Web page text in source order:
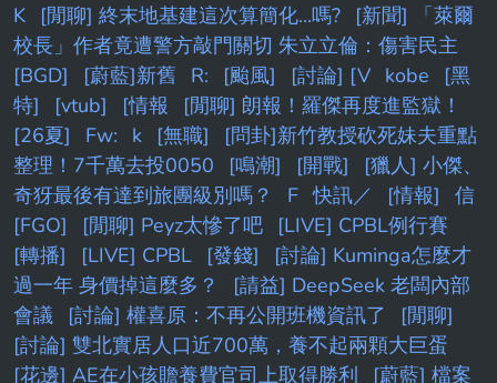
K
[閒聊] 終末地基建這次算簡化...嗎?
[新聞] 「萊爾
校長」作者竟遭警方敲門關切 朱立立倫：傷害民主
[BGD]
[蔚藍]新舊 R: [颱風] [討論] [V kobe
[黑
特]
[vtub] [情報
[閒聊] 朗報！羅傑再度進監獄！
[26夏]
Fw: k [無職]
[問卦]新竹教授砍死妹夫重點
整理！7千萬去投0050
[鳴潮] [開戰]
[獵人] 小傑、
奇犽最後有達到旅團級別嗎？
F 快訊／ [情報]
信
[FGO]
[閒聊] Peyz太慘了吧
[LIVE] CPBL例行賽
[轉播]
[LIVE] CPBL [發錢]
[討論] Kuminga怎麼才
過一年 身價掉這麼多？
[請益] DeepSeek 老闆內部
會議
[討論] 權喜原：不再公開班機資訊了
[閒聊]
[討論] 雙北實居人口近700萬，養不起兩顆大巨蛋
[花邊] AE在小孩贍養費官司上取得勝利
[蔚藍] 檔案